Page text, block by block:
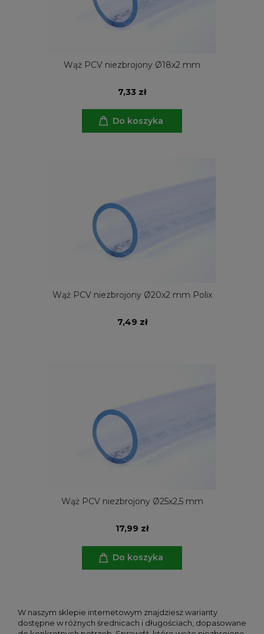
Wąż PCV niezbrojony Ø18x2 mm
7,33 zł
Do koszyka
Wąż PCV niezbrojony Ø20x2 mm Polix
7,49 zł
Wąż PCV niezbrojony Ø25x2,5 mm
17,99 zł
Do koszyka
W naszym sklepie internetowym znajdziesz warianty
dostępne w różnych średnicach i długościach, dopasowane